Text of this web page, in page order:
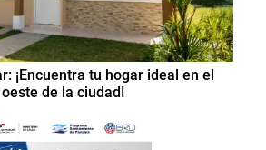
¡Encuentra tu hogar ideal en el
oeste de la ciudad!